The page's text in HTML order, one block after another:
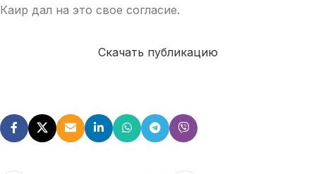
Каир дал на это свое согласие.
Скачать публикацию